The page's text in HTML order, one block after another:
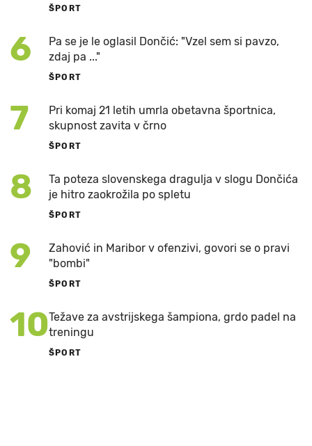
ŠPORT
6
Pa se je le oglasil Dončić: "Vzel sem si pavzo,
zdaj pa ..."
ŠPORT
7
Pri komaj 21 letih umrla obetavna športnica,
skupnost zavita v črno
ŠPORT
8
Ta poteza slovenskega dragulja v slogu Dončića
je hitro zaokrožila po spletu
ŠPORT
9
Zahović in Maribor v ofenzivi, govori se o pravi
"bombi"
ŠPORT
10Težave za avstrijskega šampiona, grdo padel na
treningu
ŠPORT